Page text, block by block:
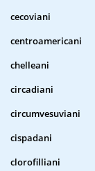
cecoviani
centroamericani
chelleani
circadiani
circumvesuviani
cispadani
clorofilliani